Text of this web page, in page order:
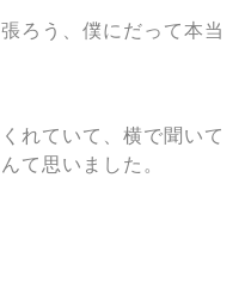
ろう、僕にだって本当
れていて、横で聞いて
て思いました。